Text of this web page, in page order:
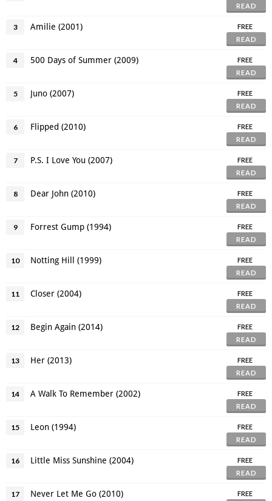
READ
3 Amilie (2001)
FREE
READ
4 500 Days of Summer (2009)
FREE
READ
5 Juno (2007)
FREE
READ
6 Flipped (2010)
FREE
READ
7 P.S. I Love You (2007)
FREE
READ
8 Dear John (2010)
FREE
READ
9 Forrest Gump (1994)
FREE
READ
10 Notting Hill (1999)
FREE
READ
11 Closer (2004)
FREE
READ
12 Begin Again (2014)
FREE
READ
13 Her (2013)
FREE
READ
14 A Walk To Remember (2002)
FREE
READ
15 Leon (1994)
FREE
READ
16 Little Miss Sunshine (2004)
FREE
READ
17 Never Let Me Go (2010)
FREE